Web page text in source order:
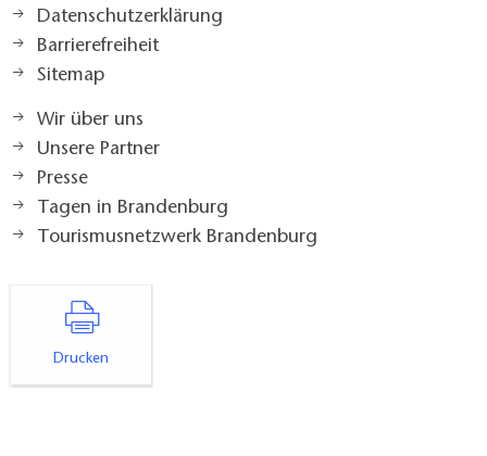
Datenschutzerklärung
Barrierefreiheit
Sitemap
Wir über uns
Unsere Partner
Presse
Tagen in Brandenburg
Tourismusnetzwerk Brandenburg
Drucken